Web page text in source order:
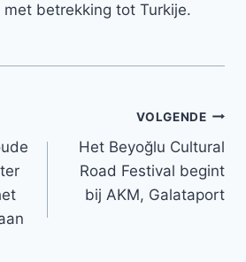
betrekking tot Turkije.
VOLGENDE
Het Beyoğlu Cultural
Road Festival begint
bij AKM, Galataport